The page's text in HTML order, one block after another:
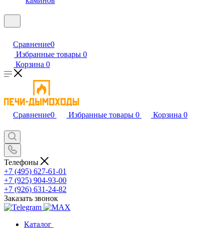
Сравнение0
Избранные товары 0
Корзина 0
Сравнение0 Избранные товары 0 Корзина 0
Телефоны
+7 (495) 627-61-01
+7 (925) 904-93-00
+7 (926) 631-24-82
Заказать звонок
Каталог